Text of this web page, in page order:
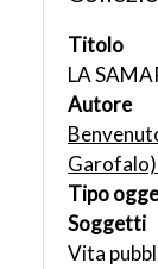
Titolo
LA
Autore
Tipo
Soggetti
Vita